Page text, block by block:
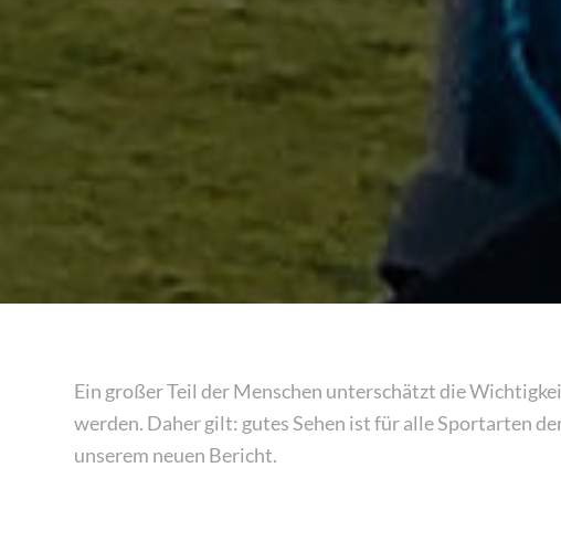
Ein großer Teil der Menschen unterschätzt die
werden. Daher gilt: gutes Sehen ist für alle Sportarten
unserem neuen Bericht.